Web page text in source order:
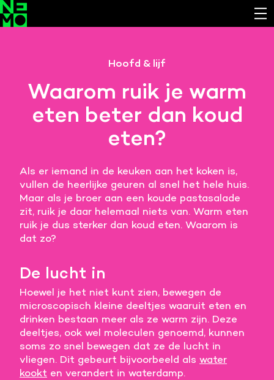
Hoofd & lijf
Waarom ruik je warm
eten beter dan koud
eten?
Als er iemand in de keuken aan het koken is,
vullen de heerlijke geuren al snel het hele huis.
Maar als je broer aan een koude pastasalade
zit, ruik je daar helemaal niets van. Warm eten
ruik je dus sterker dan koud eten. Waarom is
dat zo?
De lucht in
Hoewel je het niet kunt zien, bewegen de
microscopisch kleine deeltjes waaruit eten en
drinken bestaan meer als ze warm zijn. Deze
deeltjes, ook wel moleculen genoemd, kunnen
soms zo snel bewegen dat ze de lucht in
vliegen. Dit gebeurt bijvoorbeeld als water
kookt en verandert in waterdamp.
Noodzakelijk om de website laten werken.
Cookies van derde partijen
Noodzakelijk om content van externe bronnen te
bekijken.
Analyseert het websitegebruik en helpt de website
verbeteren.
Marketing cookies
Verzamelt informatie over de klantreis.
je voorkeuren aan.
Meer informatie
Alle cookies accepteren
Voorkeuren opslaan